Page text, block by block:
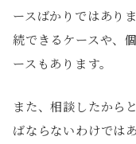
ースばかりではあり
続できるケースや、
ースもあります。
また、相談したから
ばならないわけでは